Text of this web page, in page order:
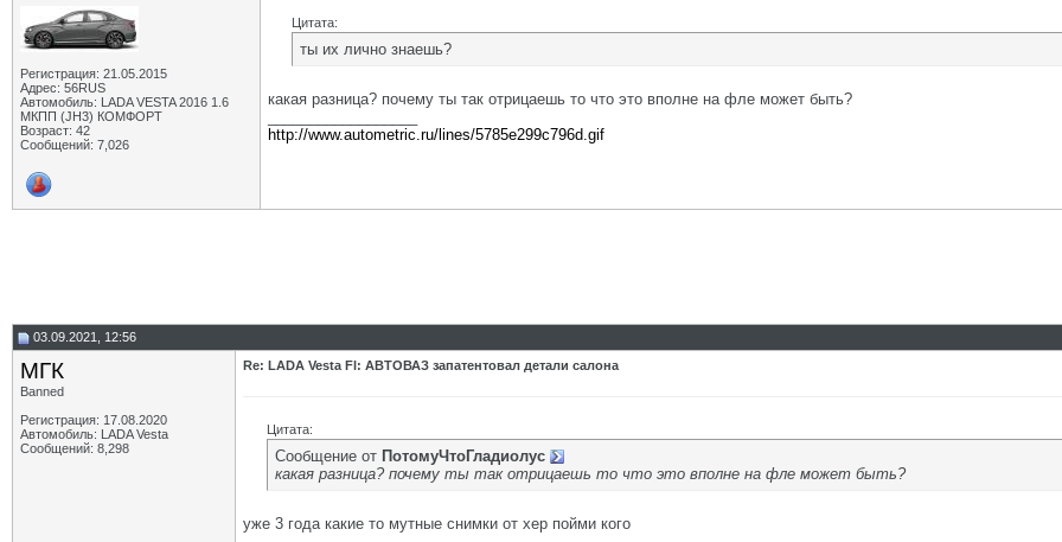
Регистрация: 21.05.2015
Адрес: 56RUS
Автомобиль: LADA VESTA 2016 1.6
МКПП (JH3) КОМФОРТ
Возраст: 42
Сообщений: 7,026
Цитата:
ты их лично знаешь?
какая разница? почему ты так отрицаешь то что это вполне на фле может быть?
http://www.autometric.ru/lines/5785e299c796d.gif
03.09.2021, 12:56
МГК
Banned
Регистрация: 17.08.2020
Автомобиль: LADA Vesta
Сообщений: 8,298
Re: LADA Vesta Fl: АВТОВАЗ запатентовал детали салона
Цитата:
Сообщение от ПотомуЧтоГладиолус
какая разница? почему ты так отрицаешь то что это вполне на фле может быть?
уже 3 года какие то мутные снимки от хер пойми кого